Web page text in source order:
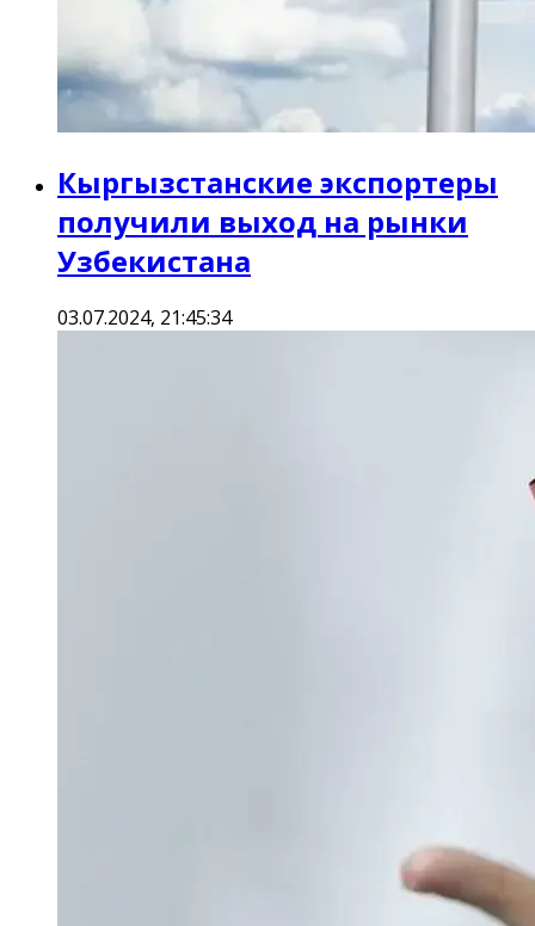
Кыргызстанские экспортеры
получили выход на рынки
Узбекистана
03.07.2024, 21:45:34